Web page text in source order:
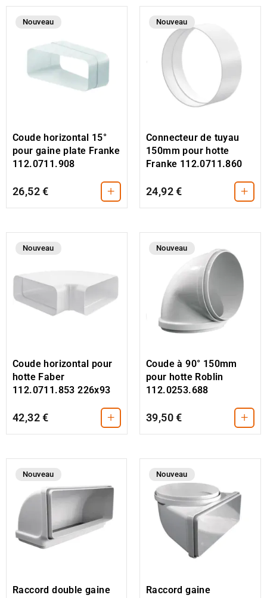
Nouveau
Coude horizontal 15°
pour gaine plate Franke
112.0711.908
26,52 € +
Nouveau
Connecteur de tuyau
150mm pour hotte
Franke 112.0711.860
24,92 € +
Nouveau
Coude horizontal pour
hotte Faber
112.0711.853 226x93
42,32 € +
Nouveau
Coude à 90° 150mm
pour hotte Roblin
112.0253.688
39,50 € +
Nouveau
Raccord double gaine
Nouveau
Raccord gaine